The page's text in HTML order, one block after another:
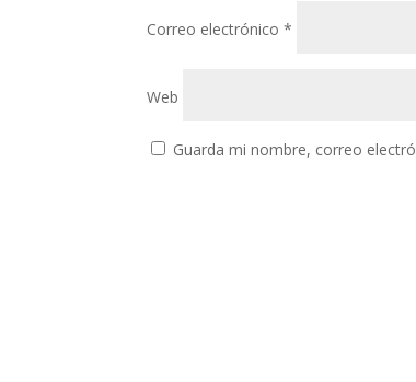
Correo electrónico*
Web
Guarda mi nombre, correo